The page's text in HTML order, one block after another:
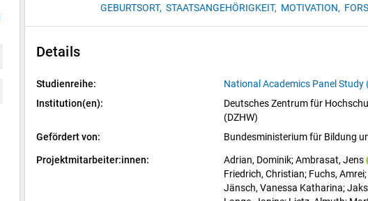
GEBURTSORT, STAATSANGEHÖRIGKEIT, MOTIVATION,
Details
Studienreihe:
National Academics Panel Study
Institution(en):
Deutsches Zentrum für
(DZHW)
Gefördert von:
Bundesministerium für Bildung
Projektmitarbeiter:innen: Adrian, Dominik; Ambrasat, Jens
Friedrich, Christian; Fuchs, Amrei;
Jänsch, Vanessa Katharina;